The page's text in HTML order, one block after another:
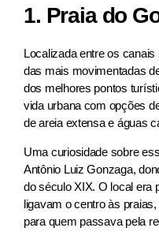
1. Praia do
Localizada entre os
das mais movimentadas
dos melhores pontos
vida urbana com opções
de areia extensa e águas
Uma curiosidade sobre
Antônio Luiz Gonzaga,
do século XIX. O local era
ligavam o centro às
para quem passava pela